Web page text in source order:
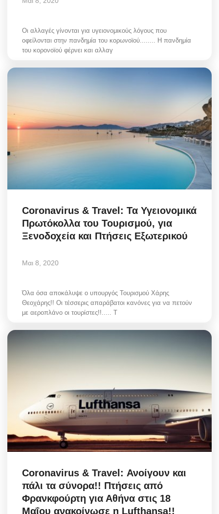
Οι αλλαγές γίνονται για υγειονομικούς λόγους που
οφείλονται στην πανδημία του κορωνοϊού........ Η πανδημία
του κορονοϊού φέρνει και αλλαγ
Coronavirus & Travel: Τα Υγειονομικά
Πρωτόκολλα του Τουρισμού, για
Ξενοδοχεία και Πτήσεις Εξωτερικού
Μαι 8, 2020
Όλα όσα αποκάλυψε ο υπουργός Τουρισμού Χάρης
Θεοχάρης!! Οι τέσσερις απαράβατοι κανόνες για να πετούν
με αεροπλάνο οι τουρίστες!!..... Τ
Coronavirus & Travel: Ανοίγουν και
πάλι τα σύνορα!! Πτήσεις από
Φρανκφούρτη για Αθήνα στις 18
Μαΐου ανακοίνωσε η Lufthansa!!